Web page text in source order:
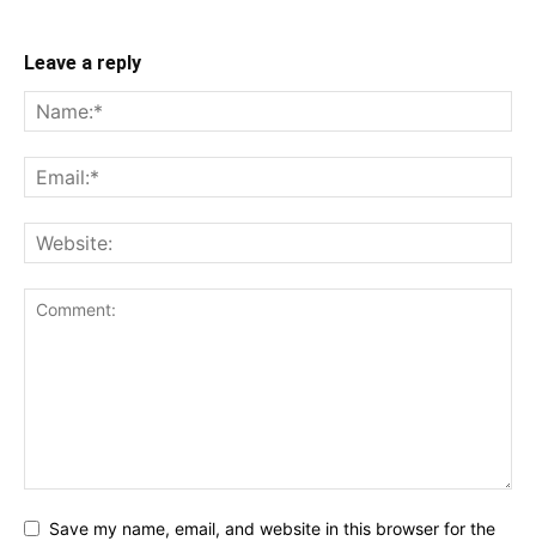
Leave a reply
Save my name, email, and website in this browser for the